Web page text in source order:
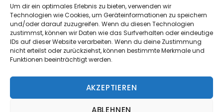
Um dir ein optimales Erlebnis zu bieten, verwenden wir
Technologien wie Cookies, um Geräteinformationen zu speichern
und/oder darauf zuzugreifen. Wenn du diesen Technologien
zustimmst, können wir Daten wie das Surfverhalten oder eindeutige
IDs auf dieser Website verarbeiten. Wenn du deine Zustimmung
nicht erteilst oder zurückziehst, können bestimmte Merkmale und
Funktionen beeinträchtigt werden.
AKZEPTIEREN
ABLEHNEN
Bordtelefon+49 178 8458909
COPYRIGHT © SEGELYACHT AHAB | WEBSEITE: